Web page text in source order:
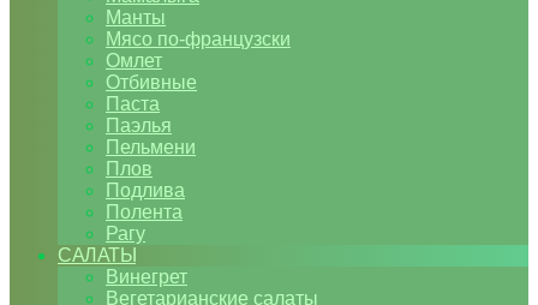
Манты
Мясо по-французски
Омлет
Отбивные
Паста
Паэлья
Пельмени
Плов
Подлива
Полента
Рагу
САЛАТЫ
Винегрет
Вегетарианские салаты